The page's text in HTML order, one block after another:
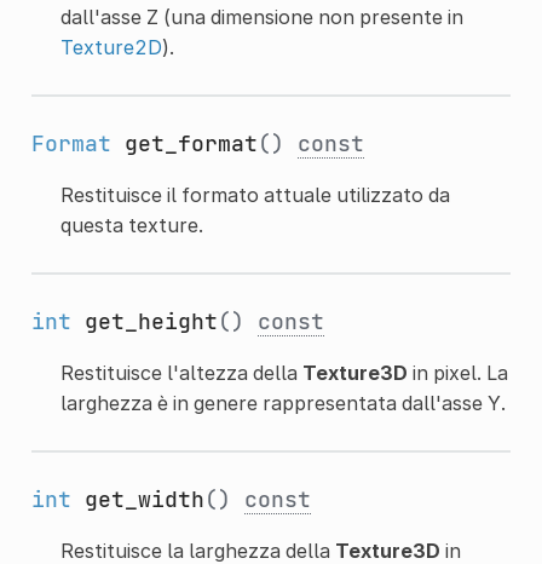
dall'asse Z (una dimensione non presente in
Texture2D).
Format get_format() const
Restituisce il formato attuale utilizzato da
questa texture.
int get_height() const
Restituisce l'altezza della Texture3D in pixel. La
larghezza è in genere rappresentata dall'asse Y.
int get_width() const
Restituisce la larghezza della Texture3D in